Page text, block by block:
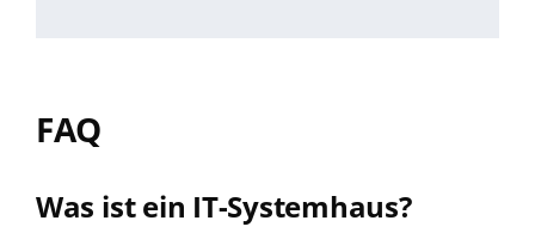
FAQ
Was ist ein IT-Systemhaus?